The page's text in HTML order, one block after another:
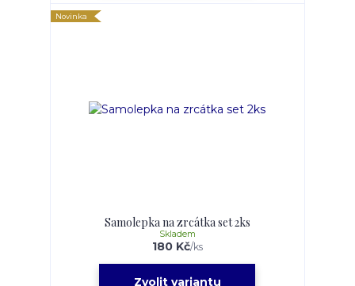
Novinka
Samolepka na zrcátka set 2ks
180 Kč/ks
Skladem
Zvolit variantu